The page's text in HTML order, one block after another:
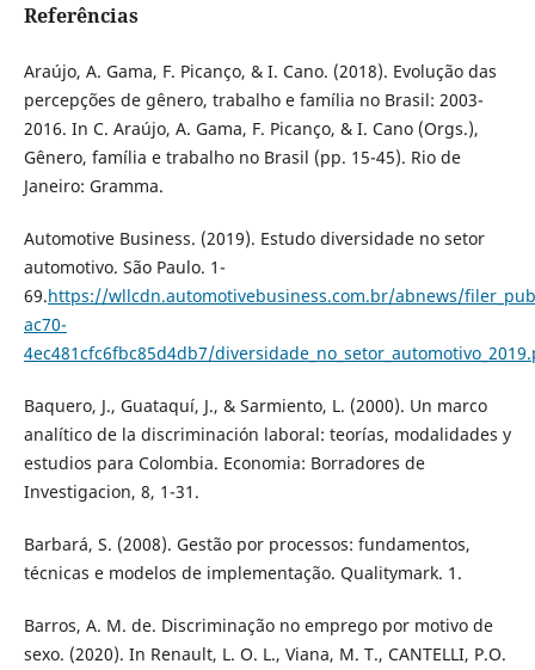
Referências
Araújo, A. Gama, F. Picanço, & I. Cano. (2018). Evolução das
percepções de gênero, trabalho e família no Brasil: 2003-
2016. In C. Araújo, A. Gama, F. Picanço, & I. Cano (Orgs.),
Gênero, família e trabalho no Brasil (pp. 15-45). Rio de
Janeiro: Gramma.
Automotive Business. (2019). Estudo diversidade no setor
automotivo. São Paulo. 1-
69.https://wllcdn.automotivebusiness.com.br/abnews/
ac70-
4ec481cfc6fbc85d4db7/
Baquero, J., Guataquí, J., & Sarmiento, L. (2000). Un marco
analítico de la discriminación laboral: teorías, modalidades y
estudios para Colombia. Economia: Borradores de
Investigacion, 8, 1-31.
Barbará, S. (2008). Gestão por processos: fundamentos,
técnicas e modelos de implementação. Qualitymark. 1.
Barros, A. M. de. Discriminação no emprego por motivo de
sexo. (2020). In Renault, L. O. L., Viana, M. T., CANTELLI, P.O.